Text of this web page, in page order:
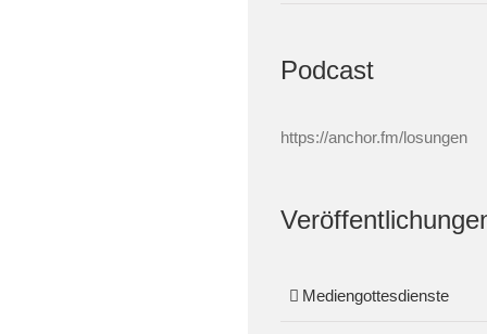
Podcast
https://anchor.fm/losungen
Mediengottesdienste